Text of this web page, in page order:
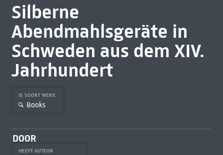
Silberne
Abendmahlsgeräte in
Schweden aus dem XIV.
Jahrhundert
IS SOORT WERK
Books
DOOR
HEEFT AUTEUR